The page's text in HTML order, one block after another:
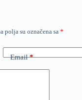
polja su označena sa *
Email*